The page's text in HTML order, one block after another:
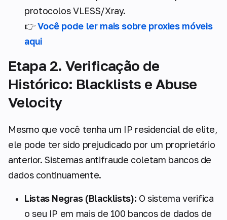
protocolos VLESS/Xray.
👉Você pode ler mais sobre proxies móveis
aqui
Etapa 2. Verificação de
Histórico: Blacklists e Abuse
Velocity
Mesmo que você tenha um IP residencial de elite,
ele pode ter sido prejudicado por um proprietário
anterior. Sistemas antifraude coletam bancos de
dados continuamente.
Listas Negras (Blacklists): O sistema verifica
o seu IP em mais de 100 bancos de dados de